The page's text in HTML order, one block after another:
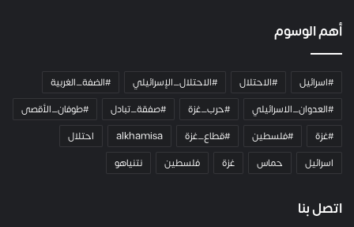
أهم الوسوم
#اسرائيل #الاحتلال #الاحتلال_الإسرائيلي
#الضفة_الغربية
#العدوان_الاسرائيلي
#حرب_غزة #صفقة_تبادل
#طوفان_الأقصى
#غزة
#فلسطين #قطاع_غزة alkhamisa
احتلال
اسرائيل
حماس غزة فلسطين نتنياهو
اتصل بنا